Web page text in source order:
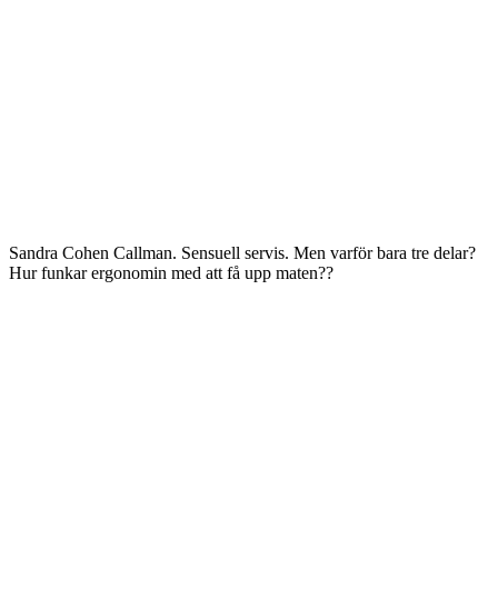
Sandra Cohen Callman. Sensuell servis. Men varför bara tre delar?
Hur funkar ergonomin med att få upp maten??